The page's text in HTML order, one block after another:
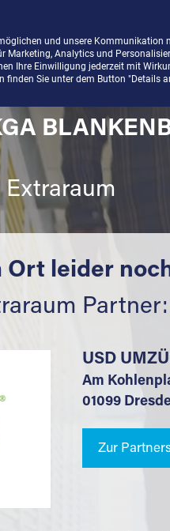
Ort leider
USD
Am
01099
Zur
und unsere Kommunikation
Marketing, Analytics und
Ihre Einwilligung jederzeit mit
Sie unter dem Button "Details